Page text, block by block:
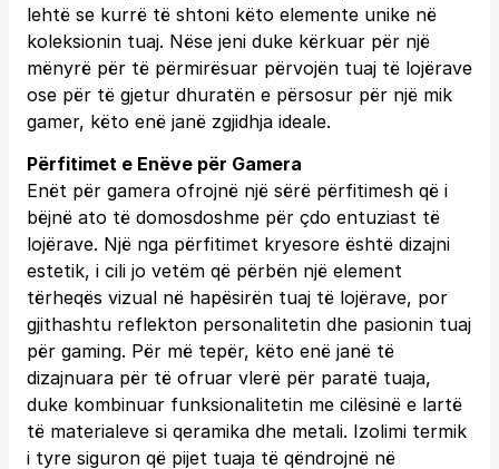
lehtë se kurrë të shtoni këto elemente unike në
koleksionin tuaj. Nëse jeni duke kërkuar për një
mënyrë për të përmirësuar përvojën tuaj të lojërave
ose për të gjetur dhuratën e përsosur për një mik
gamer, këto enë janë zgjidhja ideale.
Përfitimet e Enëve për Gamera
Enët për gamera ofrojnë një sërë përfitimesh që i
bëjnë ato të domosdoshme për çdo entuziast të
lojërave. Një nga përfitimet kryesore është dizajni
estetik, i cili jo vetëm që përbën një element
tërheqës vizual në hapësirën tuaj të lojërave, por
gjithashtu reflekton personalitetin dhe pasionin tuaj
për gaming. Për më tepër, këto enë janë të
dizajnuara për të ofruar vlerë për paratë tuaja,
duke kombinuar funksionalitetin me cilësinë e lartë
të materialeve si qeramika dhe metali. Izolimi termik
i tyre siguron që pijet tuaja të qëndrojnë në